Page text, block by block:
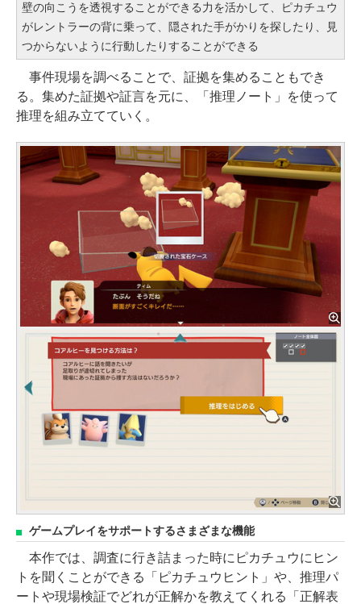
壁の向こうを透視することができる力を活かして、ピカチュウ
がレントラーの背に乗って、隠された手がかりを探したり、見
つからないように行動したりすることができる
事件現場を調べることで、証拠を集めることもでき
る。集めた証拠や証言を元に、「推理ノート」を使って
推理を組み立てていく。
ゲームプレイをサポートするさまざまな機能
本作では、調査に行き詰まった時にピカチュウにヒン
トを聞くことができる「ピカチュウヒント」や、推理パ
ートや現場検証でどれが正解かを教えてくれる「正解表